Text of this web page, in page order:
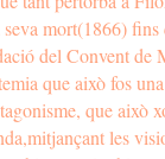
mort(1866) fins
del Convent de
que això fos
que això
les